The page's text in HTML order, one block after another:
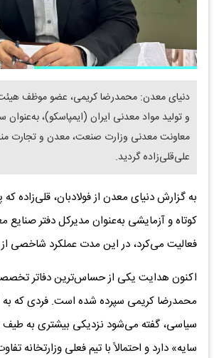
دنیای معدن: محمدرضا کریمی، عضو موظف
و تولید مواد معدنی ایران (ایمپاسکو)،
معاونت معدنی وزارت صنعت، معدن و تجارت
علی‌قلی‌زاده گردید.
به گزارش دنیای معدن از فولادبان، قلی‌زاده
کوتاه و آزمایشی به‌عنوان مدیرکل دفتر
فعالیت می‌کرد، در این مدت عملکرد شاخصی
اکنون هدایت یکی از حساس‌ترین دفاتر
محمدرضا کریمی سپرده شده است. فردی که
سیاسی، گفته می‌شود نزدیکی بیشتری به
سایه» دارد و احتمالاً با تیم فعلی وزارتخانه